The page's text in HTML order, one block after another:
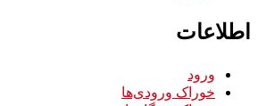
اطلاعات
ورود
خوراک ورودی‌ها